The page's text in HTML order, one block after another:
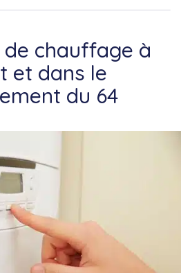
de chauffage à
et dans le
du 64